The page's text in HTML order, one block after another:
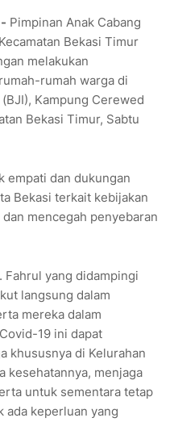
Pimpinan Anak Cabang
Bekasi Timur
melakukan
rumah warga di
Kampung Cerewed
Bekasi Timur, Sabtu
empati dan dukungan
Bekasi terkait kebijakan
mencegah penyebaran
Fahrul yang didampingi
langsung dalam
mereka dalam
19 ini dapat
khususnya di Kelurahan
kesehatannya, menjaga
untuk sementara tetap
ada keperluan yang